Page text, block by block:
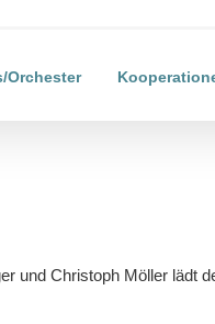
Orchester
und Christoph Möller